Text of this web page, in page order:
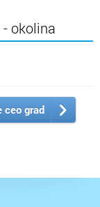
okolina
ceo grad